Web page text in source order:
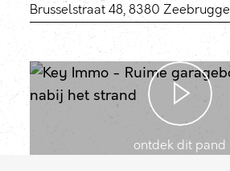
Brusselstraat 48, 8380 Zeebrugge
ontdek dit pand